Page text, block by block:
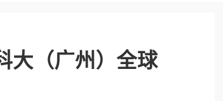
大（广州）全球